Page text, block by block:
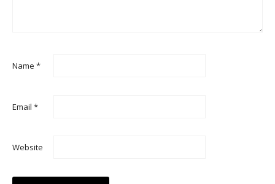
Name *
Email *
Website